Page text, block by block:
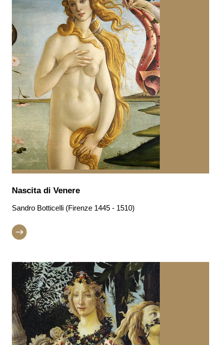
Nascita di Venere
Sandro Botticelli (Firenze 1445 - 1510)